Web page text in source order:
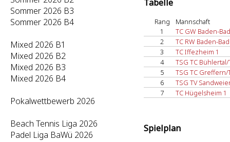
Sommer 2026 B3
Sommer 2026 B4
Mixed 2026 B1
Mixed 2026 B2
Mixed 2026 B3
Mixed 2026 B4
Pokalwettbewerb 2026
Beach Tennis Liga 2026
Padel Liga BaWü 2026
Tabelle
Rang
Mannschaft
1
TC GW Baden-
2
TC RW Baden-
3
TC Iffezheim 1
4
TSG TC
5
TSG TC
6
TSG TV
7
TC Hügelsheim 1
Spielplan